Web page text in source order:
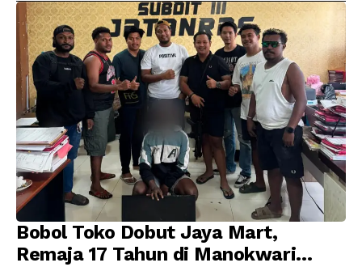
Bobol Toko Dobut Jaya Mart,
Remaja 17 Tahun di Manokwari